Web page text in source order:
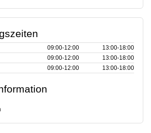
09:00‑12:00
13:00‑18:00
09:00‑12:00
13:00‑18:00
09:00‑12:00 13:00‑18:00